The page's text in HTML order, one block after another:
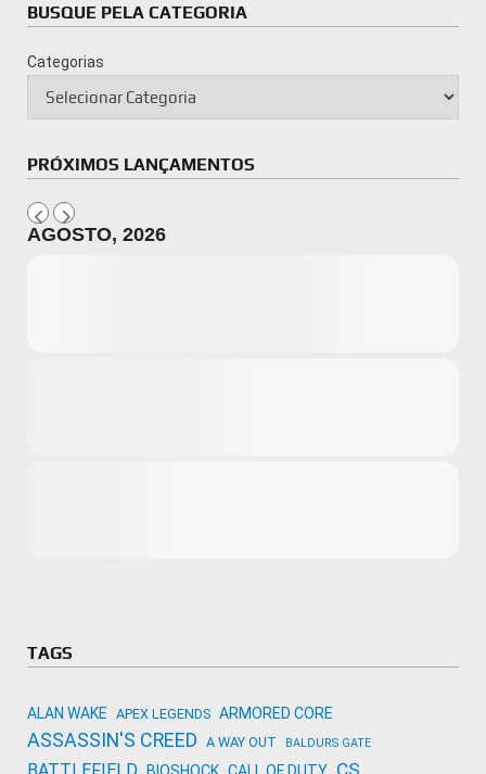
BUSQUE PELA CATEGORIA
Categorias
PRÓXIMOS LANÇAMENTOS
AGOSTO, 2026
TAGS
ALAN WAKE APEX LEGENDS ARMORED CORE
ASSASSIN'S CREED A WAY OUT BALDURS GATE
BIOSHOCK CALL OF DUTY CS